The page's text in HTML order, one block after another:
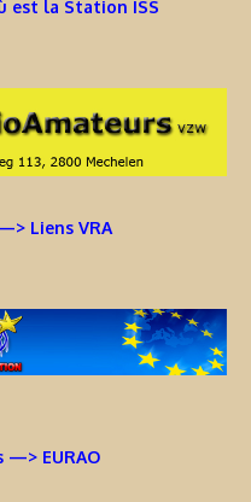
est la Station ISS
Liens VRA
—> EURAO